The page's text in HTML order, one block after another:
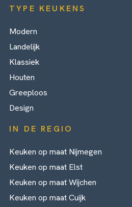
TYPE KEUKENS
Modern
Landelijk
Klassiek
Houten
Greeploos
Design
IN DE REGIO
Keuken op maat Nijmegen
Keuken op maat Elst
Keuken op maat Wijchen
Keuken op maat Cuijk